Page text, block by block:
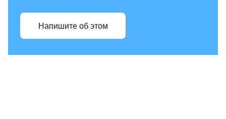
Напишите об этом